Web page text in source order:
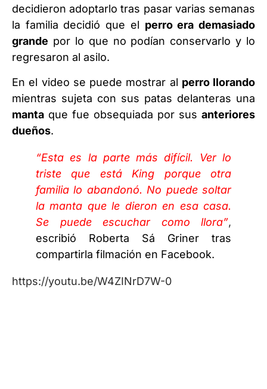
decidieron adoptarlo tras pasar varias semanas
la familia decidió que el perro era demasiado
grande por lo que no podían conservarlo y lo
regresaron al asilo.
En el video se puede mostrar al perro llorando
mientras sujeta con sus patas delanteras una
manta que fue obsequiada por sus anteriores
dueños.
“Esta es la parte más difícil. Ver lo
triste que está King porque otra
familia lo abandonó. No puede soltar
la manta que le dieron en esa casa.
Se puede escuchar como llora”,
escribió Roberta Sá Griner tras
compartirla filmación en Facebook.
https://youtu.be/W4ZINrD7W-0